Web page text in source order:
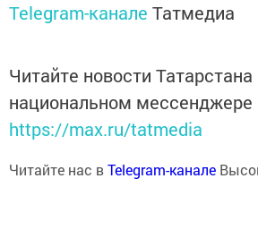
Telegram-канале Татмедиа
Читайте новости Татарстана
национальном
https://max.ru/tatmedia
Читайте нас вTelegram-канале